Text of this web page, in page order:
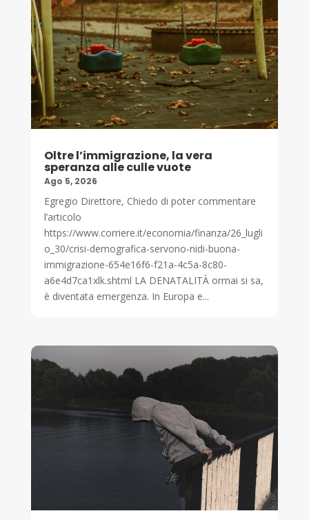
Oltre l’immigrazione, la vera
speranza alle culle vuote
Ago 5, 2026
Egregio Direttore, Chiedo di poter commentare
l’articolo
https://www.corriere.it/economia/finanza/26_lugli
o_30/crisi-demografica-servono-nidi-buona-
immigrazione-654e16f6-f21a-4c5a-8c80-
a6e4d7ca1xlk.shtml LA DENATALITÀ ormai si sa,
è diventata emergenza. In Europa e...